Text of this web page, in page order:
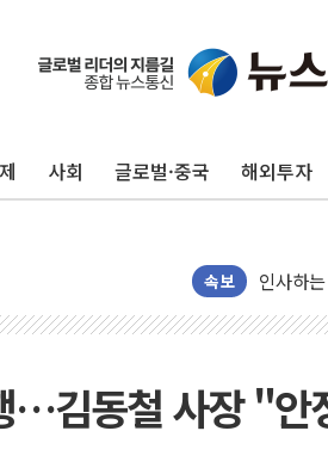
사회 글로벌·중국 해외투자
속보
포항시
[종합]
인천 합
인사하
[속보]
[속보]
이번주
美, 이
…김동철 사장 "안